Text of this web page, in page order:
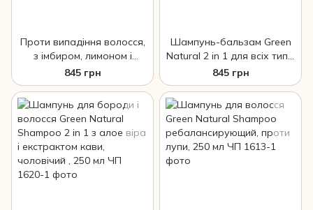
Проти випадіння волосся,
з імбиром, лимоном і
корицею,шампунь Green
Natural Shampoo 250 мл
845 грн
Шампунь-бальзам Green
Natural 2 in 1 для всіх типів
волосся, з олією жожоба
й алое вера, 250 мл ЧП
845 грн